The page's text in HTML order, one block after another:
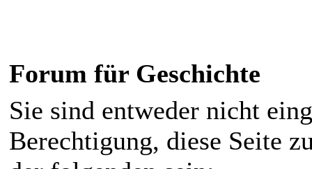
Forum für Geschichte
Sie sind entweder nicht
Berechtigung, diese Seite